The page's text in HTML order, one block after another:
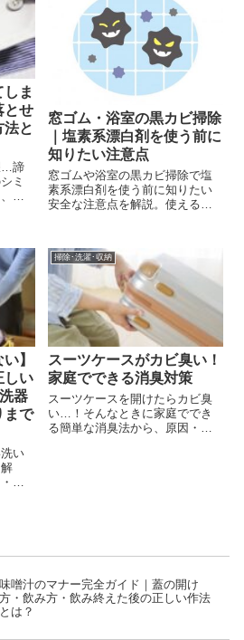
ま
とせ
法と
…諦
ミ
ク
窓ゴム・浴室の黒カビ掃除
｜塩素系漂白剤を使う前に
知りたい注意点
窓ゴムや浴室の黒カビ掃除で塩
素系漂白剤を使う前に知りたい
安全な注意点を解説。使える場
対処法や予防習慣まで初心者向
けに紹介します。
】
しい
器
まで
い
食
掃除･洗濯･収納
スーツケースがカビ臭い！
家庭でできる消臭対策
スーツケースを開けたらカビ臭
い…！そんなときに家庭ででき
る簡単な消臭法から、原因・予
味噌汁のマナー完全ガイド｜蓋の開け
方・飲み方・飲み終えた後の正しい作法
とは？